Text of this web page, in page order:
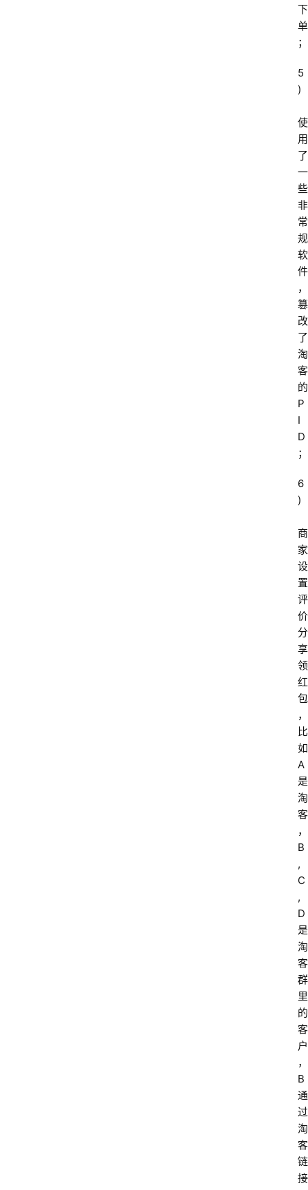
下
单
；
5
)
使
用
了
一
些
非
常
规
软
件
，
篡
改
了
淘
客
的
P
I
D
；
6
)
商
家
设
置
评
价
分
享
领
红
包
，
比
如
A
是
淘
客
，
B
,
C
,
D
是
淘
客
群
里
的
客
户
，
B
通
过
淘
客
链
接